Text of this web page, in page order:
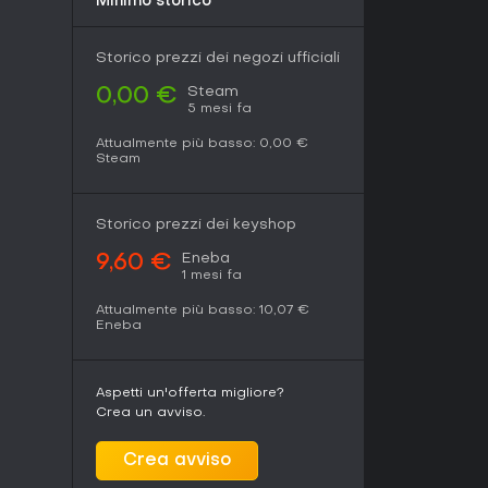
Storico prezzi dei negozi ufficiali
0,00 € Steam
5 mesi fa
Attualmente più basso: 0,00 €
Steam
Storico prezzi dei keyshop
9,60 € Eneba
1 mesi fa
Attualmente più basso: 10,07 €
Eneba
Aspetti un'offerta migliore?
Crea un avviso.
Crea avviso